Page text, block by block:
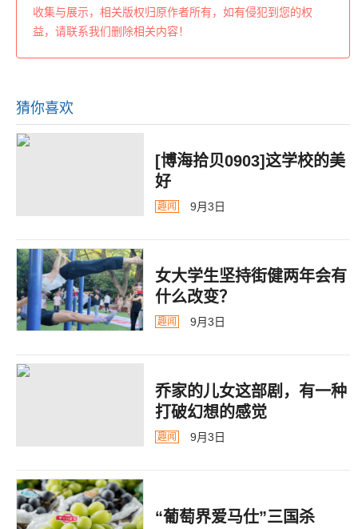
收集与展示，相关版权归原作者所有，如有侵犯到您的权
益，请联系我们删除相关内容！
猜你喜欢
[博海拾贝0903]这学校的美
好
趣闻 9月3日
女大学生坚持街健两年会有
什么改变？
趣闻 9月3日
乔家的儿女这部剧，有一种
打破幻想的感觉
趣闻 9月3日
“葡萄界爱马仕”三国杀